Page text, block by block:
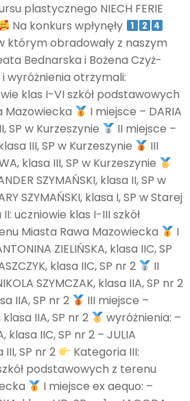
plastycznego NIECH FERIE
Na konkurs wpłynęły
którym obradowały z naszym
Bednarska i Bożena Czyż-
wyróżnienia otrzymali:
klas I-VI szkół podstawowych
Mazowiecka
I miejsce – DARIA
SP w Kurzeszynie
II miejsce –
III, SP w Kurzeszynie
III
klasa III, SP w Kurzeszynie
SZYMAŃSKI, klasa II, SP w
SZYMAŃSKI, klasa I, SP w Starej
uczniowie klas I-III szkół
Miasta Rawa Mazowiecka
I
ZIELIŃSKA, klasa IIC, SP
klasa IIC, SP nr 2
II
SZYMCZAK, klasa IIA, SP nr 2
IIA, SP nr 2
III miejsce –
IIA, SP nr 2
wyróżnienia: –
klasa IIC, SP nr 2 – JULIA
III, SP nr 2
Kategoria III:
podstawowych z terenu
I miejsce ex aequo: –